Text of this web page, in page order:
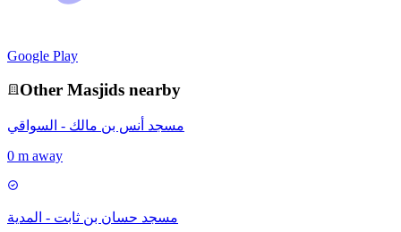
Google Play
Other Masjids nearby
مسجد أنس بن مالك - السواقي
0 m away
مسجد حسان بن ثابت - المدية